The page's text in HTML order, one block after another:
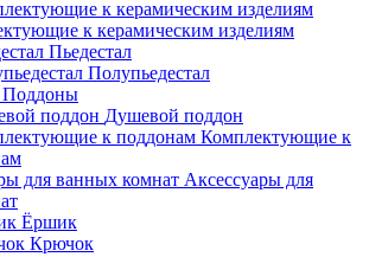
к керамическим изделиям
Пьедестал
Полупьедестал
Поддоны
Душевой поддон
Комплектующие к
Аксессуары для
Ёршик
Крючок